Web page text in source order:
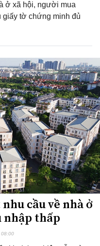
ở xã hội, người mua
giấy tờ chứng minh đủ
cầu về nhà ở
nhập thấp
08:00